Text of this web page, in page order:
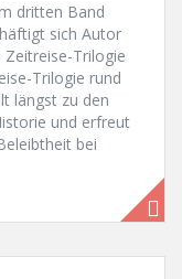
dritten Band
sich Autor
Trilogie
Trilogie rund
längst zu den
und erfreut
bei